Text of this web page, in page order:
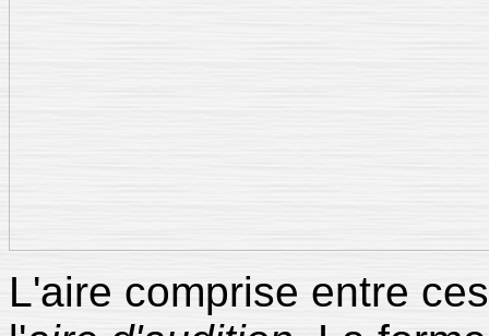
L'aire comprise entre